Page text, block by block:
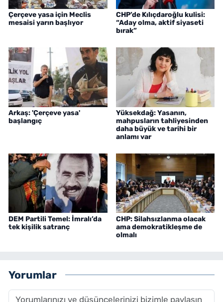
Çerçeve yasa için Meclis
mesaisi yarın başlıyor
CHP’de Kılıçdaroğlu kulisi:
“Aday olma, aktif siyaseti
bırak”
Arkaş: 'Çerçeve yasa'
başlangıç
Yüksekdağ: Yasanın,
mahpusların tahliyesinden
daha büyük ve tarihi bir
anlamı var
DEM Partili Temel: İmralı’da
tek kişilik satranç
CHP: Silahsızlanma olacak
ama demokratikleşme de
olmalı
Yorumlar